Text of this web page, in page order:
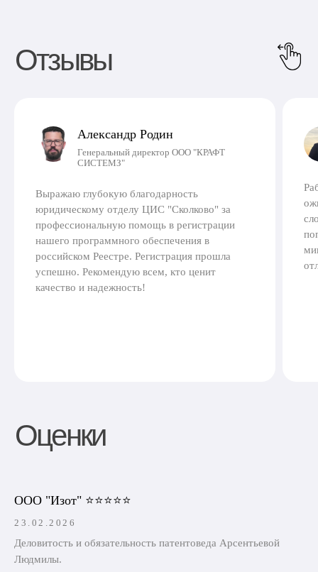
Александр Родин
Генеральный директор ООО "КРАФТ
СИСТЕМЗ"
Выражаю глубокую благодарность
юридическому отделу ЦИС "Сколково" за
профессиональную помощь в регистрации
нашего программного обеспечения в
российском Реестре. Регистрация прошла
успешно. Рекомендую всем, кто ценит
качество и надежность!
ООО "Изот" ⭐⭐⭐⭐⭐
23.02.2026
Деловитость и обязательность патентоведа Арсентьевой
Людмилы.